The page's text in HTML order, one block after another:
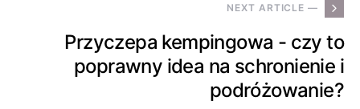
NEXT ARTICLE —
Przyczepa kempingowa - czy to
poprawny idea na schronienie i
podróżowanie?